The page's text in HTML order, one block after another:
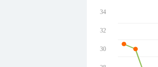
34
32
30